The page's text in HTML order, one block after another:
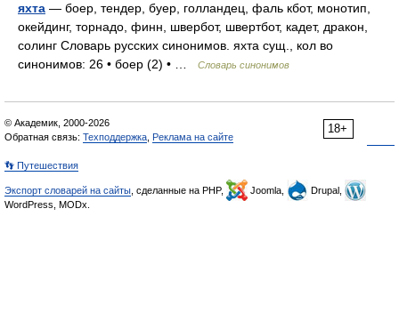
яхта — боер, тендер, буер, голландец, фаль кбот, монотип,
окейдинг, торнадо, финн, швербот, швертбот, кадет, дракон,
солинг Словарь русских синонимов. яхта сущ., кол во
синонимов: 26 • боер (2) • …
Словарь синонимов
18+
© Академик, 2000-2026
Обратная связь: Техподдержка Реклама на сайте
👣 Путешествия
Экспорт словарей на сайты , сделанные на PHP, Joomla,
Drupal,
WordPress, MODx.